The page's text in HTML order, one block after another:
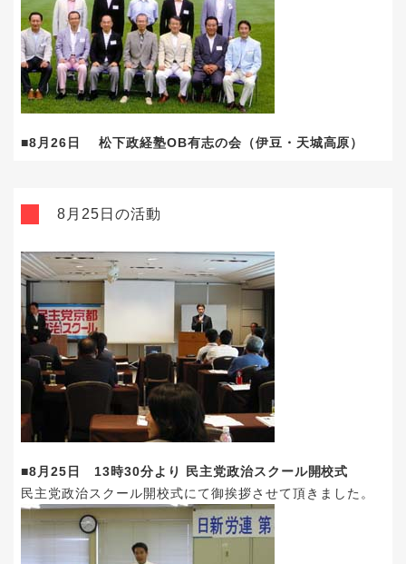
■8月26日 松下政経塾OB有志の会（伊豆・天城高原）
8月25日の活動
■8月25日 13時30分より 民主党政治スクール開校式
民主党政治スクール開校式にて御挨拶させて頂きました。